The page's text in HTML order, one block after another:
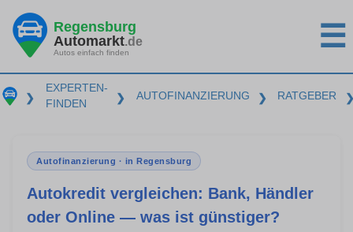
Regensburg
Automarkt.de
Autos einfach finden ☰
❯
EXPERTEN-
FINDEN
❯ AUTOFINANZIERUNG ❯ RATGEBER
Autofinanzierung · in Regensburg
Autokredit vergleichen: Bank, Händler
oder Online — was ist günstiger?